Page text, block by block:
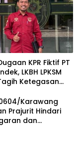
KPR Fiktif PT
LKBH LPKSM
Ketegasan
Karawang
Prajurit Hindari
dan